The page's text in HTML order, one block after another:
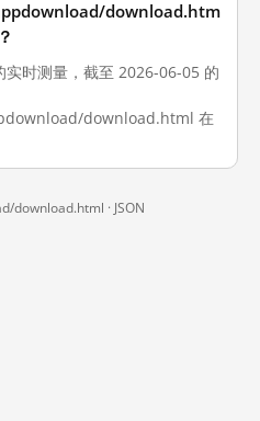
download.htm
时测量，截至 2026-06-05 的
download.html 在
download.html · JSON